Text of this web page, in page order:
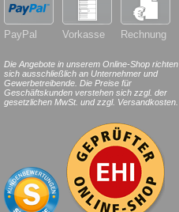
PayPal Vorkasse Rechnung
Die Angebote in unserem Online-Shop richten
sich ausschließlich an Unternehmer und
Gewerbetreibende. Die Preise für
Geschäftskunden verstehen sich zzgl. der
gesetzlichen MwSt. und zzgl. Versandkosten.